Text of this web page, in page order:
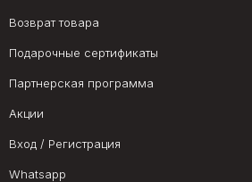
Возврат товара
Подарочные сертификаты
Партнерская программа
Акции
Вход / Регистрация
Whatsapp